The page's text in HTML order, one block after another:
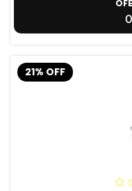
21% OFF